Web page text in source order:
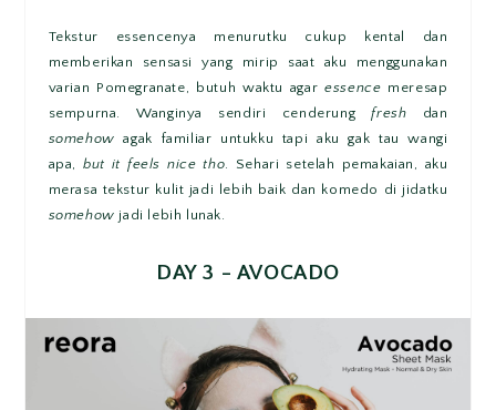
Tekstur essencenya menurutku cukup kental dan
memberikan sensasi yang mirip saat aku menggunakan
varian Pomegranate, butuh waktu agaressence meresap
sempurna. Wanginya sendiri cenderungfresh dan
somehow agak familiar untukku tapi aku gak tau wangi
apa, but it feels nice tho. Sehari setelah pemakaian, aku
merasa tekstur kulit jadi lebih baik dan komedo di jidatku
somehow jadi lebih lunak.
DAY 3 - AVOCADO